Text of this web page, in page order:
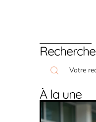
Recherche
À la une